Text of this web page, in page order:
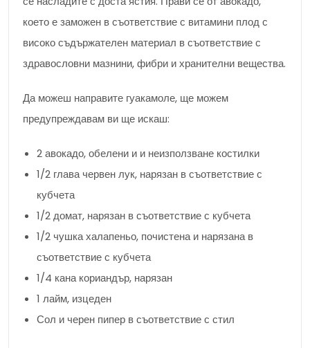
което е заможен в съответствие с витамини плод с
високо съдържателен материал в съответствие с
здравословни мазнини, фибри и хранителни вещества.
Да можеш направите гуакамоле, ще можем
предупреждавам ви ще искаш:
2 авокадо, обелени и и неизползване костилки
1/2 глава червен лук, нарязан в съответствие с
кубчета
1/2 домат, нарязан в съответствие с кубчета
1/2 чушка халапеньо, почистена и нарязана в
съответствие с кубчета
1/4 кана кориандър, нарязан
1 лайм, изцеден
Сол и черен пипер в съответствие с стил